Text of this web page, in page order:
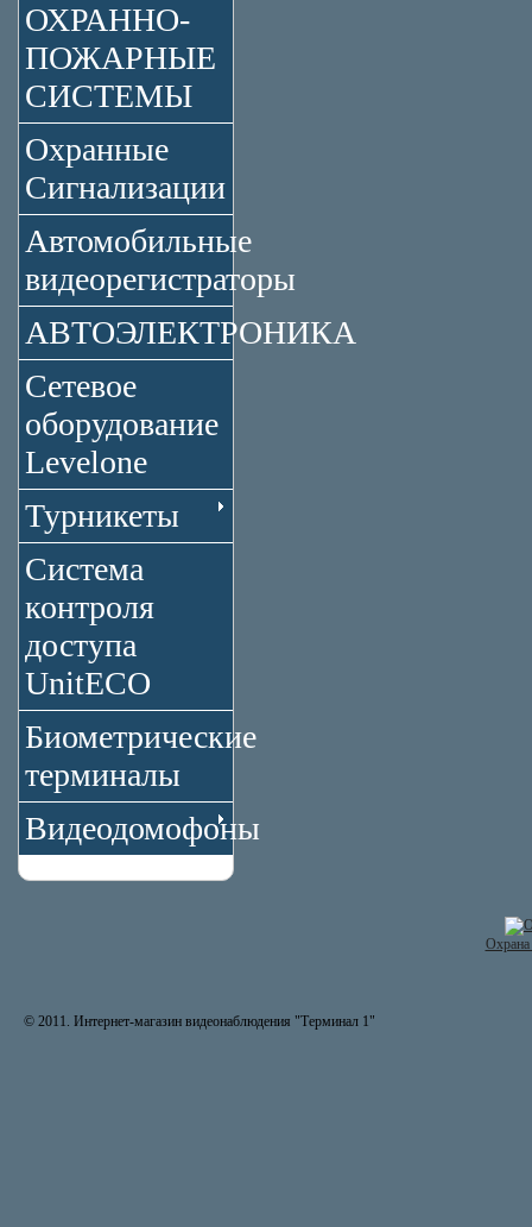
ОХРАННО-
ПОЖАРНЫЕ
СИСТЕМЫ
Охранные
Сигнализации
Автомобильные
видеорегистраторы
АВТОЭЛЕКТРОНИКА
Сетевое
оборудование
Levelone
Турникеты
Система
контроля
доступа
UnitECO
Биометрические
терминалы
Видеодомофоны
© 2011. Интернет-магазин видеонаблюдения "Терминал 1"